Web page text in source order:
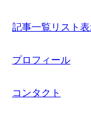
記事一覧リスト
プロフィール
コンタクト